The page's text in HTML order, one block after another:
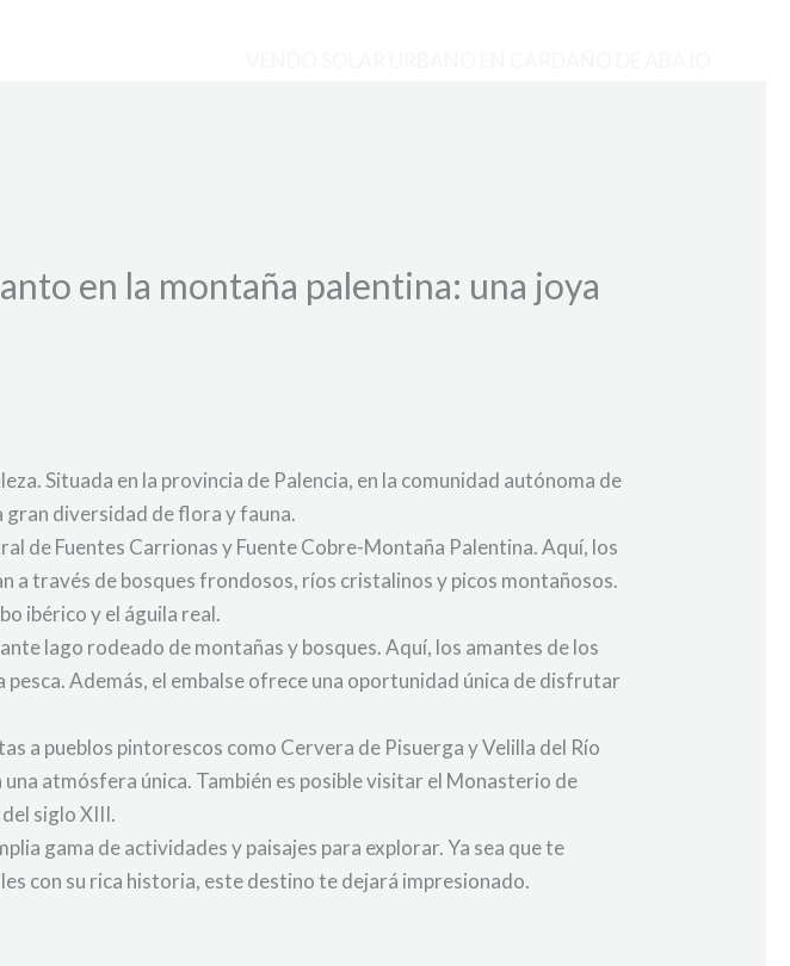
en la montaña palentina: una joya
Situada en la provincia de Palencia, en la comunidad autónoma de
gran diversidad de flora y fauna.
de Fuentes Carrionas y Fuente Cobre-Montaña Palentina. Aquí, los
a través de bosques frondosos, ríos cristalinos y picos montañosos.
ibérico y el águila real.
lago rodeado de montañas y bosques. Aquí, los amantes de los
Además, el embalse ofrece una oportunidad única de disfrutar
a pueblos pintorescos como Cervera de Pisuerga y Velilla del Río
atmósfera única. También es posible visitar el Monasterio de
siglo XIII.
gama de actividades y paisajes para explorar. Ya sea que te
con su rica historia, este destino te dejará impresionado.